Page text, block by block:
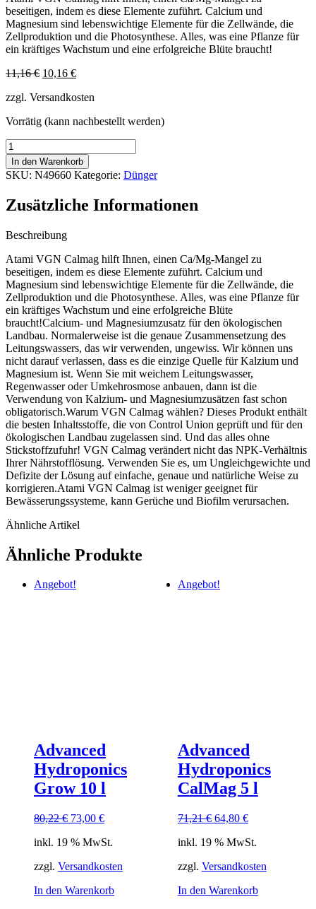
beseitigen, indem es diese Elemente zuführt. Calcium und
Magnesium sind lebenswichtige Elemente für die Zellwände, die
Zellproduktion und die Photosynthese. Alles, was eine Pflanze für
ein kräftiges Wachstum und eine erfolgreiche Blüte braucht!
11,16€ Ursprünglicher
war:
10,16 €Aktueller
ist:
zzgl. Versandkosten
Vorrätig (kann nachbestellt werden)
Atami
VGN
Calmag
500
Menge
In den Warenkorb
SKU: N49660 Kategorie: Dünger
Zusätzliche Informationen
Beschreibung
Atami VGN Calmag hilft Ihnen, einen Ca/Mg-Mangel zu
beseitigen, indem es diese Elemente zuführt. Calcium und
Magnesium sind lebenswichtige Elemente für die Zellwände, die
Zellproduktion und die Photosynthese. Alles, was eine Pflanze für
ein kräftiges Wachstum und eine erfolgreiche Blüte
braucht!Calcium- und Magnesiumzusatz für den ökologischen
Landbau. Normalerweise ist die genaue Zusammensetzung des
Leitungswassers, das wir verwenden, ungewiss. Wir können uns
nicht darauf verlassen, dass es die einzige Quelle für Kalzium und
Magnesium ist. Wenn Sie mit weichem Leitungswasser,
Regenwasser oder Umkehrosmose anbauen, dann ist die
Verwendung von Kalzium- und Magnesiumzusätzen fast schon
obligatorisch.Warum VGN Calmag wählen? Dieses Produkt enthält
die besten Inhaltsstoffe, die von Control Union geprüft und für den
ökologischen Landbau zugelassen sind. Und das alles ohne
Stickstoffzufuhr! VGN Calmag verändert nicht das NPK-Verhältnis
Ihrer Nährstofflösung. Verwenden Sie es, um Ungleichgewichte und
Defizite der Lösung auf einfache, genaue und natürliche Weise zu
korrigieren.Atami VGN Calmag ist weniger geeignet für
Bewässerungssysteme, kann Gerüche und Biofilm verursachen.
Ähnliche Artikel
Ähnliche Produkte
Angebot!
Advanced
Hydroponics
Grow 10 l
80,22€ Ursprünglicher
war:
73,00 €Aktueller
ist:
inkl. 19 % MwSt.
zzgl. Versandkosten
In den Warenkorb
Angebot!
Advanced
Hydroponics
CalMag 5 l
71,21€ Ursprünglicher
war:
64,80 €Aktueller
ist:
inkl. 19 % MwSt.
zzgl. Versandkosten
In den Warenkorb